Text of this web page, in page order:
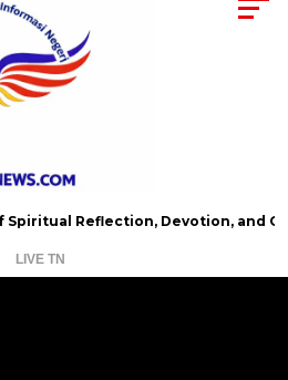
Reflection, Devotion, and Charity
LIVE TN